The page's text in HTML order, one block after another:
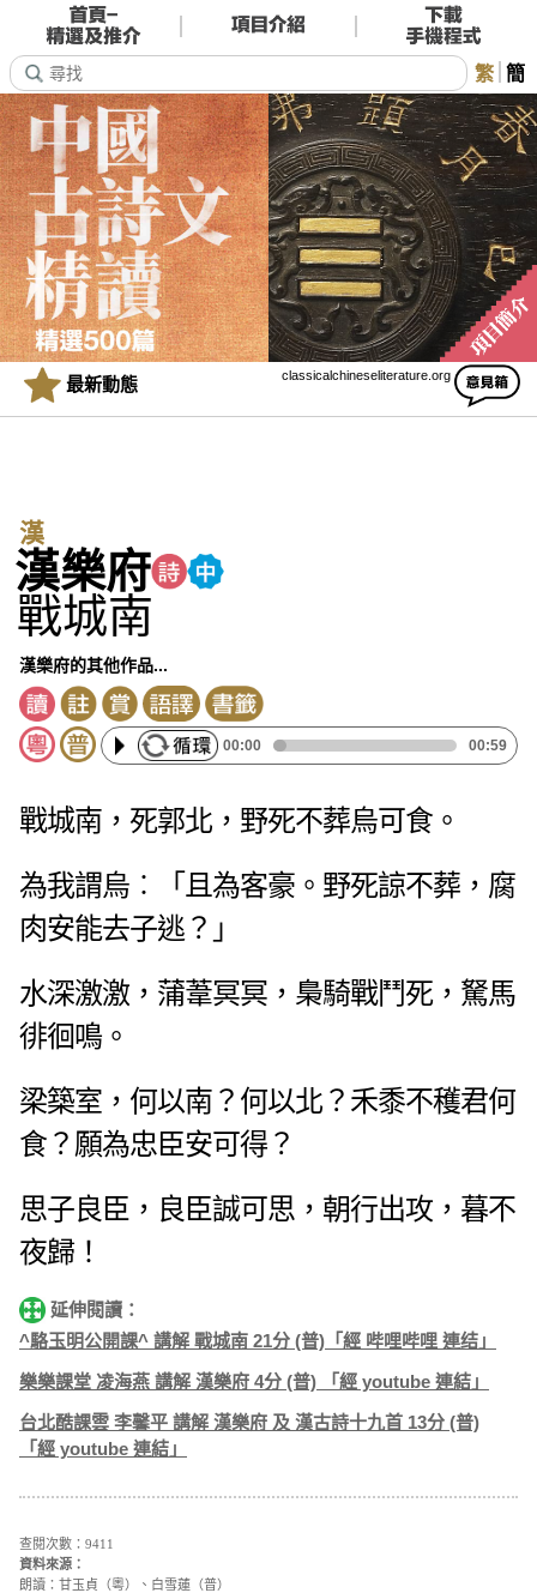
繁 簡
classicalchineseliterature.org
最新動態
漢
漢樂府
戰城南
漢樂府的其他作品...
00:00 00:59
戰城南，死郭北，野死不葬烏可食。
為我謂烏︰「且為客豪。野死諒不葬，腐
肉安能去子逃？」
水深激激，蒲葦冥冥，梟騎戰鬥死，駑馬
徘徊鳴。
梁築室，何以南？何以北？禾黍不穫君何
食？願為忠臣安可得？
思子良臣，良臣誠可思，朝行出攻，暮不
夜歸！
延伸閱讀：
^駱玉明公開課^ 講解 戰城南 21分 (普)「經 哔哩哔哩 連结」
樂樂課堂 凌海燕 講解 漢樂府 4分 (普) 「經 youtube 連結」
台北酷課雲 李馨平 講解 漢樂府 及 漢古詩十九首 13分 (普)
「經 youtube 連結」
查閱次數：9411
資料來源：
朗讀：甘玉貞（粵）、白雪蓮（普）